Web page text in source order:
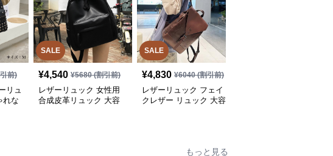
前)
リュ
れな
SALE
¥4,540 ¥5680(割引前)
レザーリュック 女性用
合成皮革リュック 大容
SALE
¥4,830 ¥6040(割引前)
レザーリュック フェイ
クレザー リュック 大容
もっと見る